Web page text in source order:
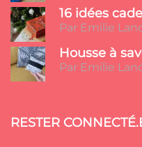
16 idées
Par Emilie
Housse à
Par Emilie
RESTER